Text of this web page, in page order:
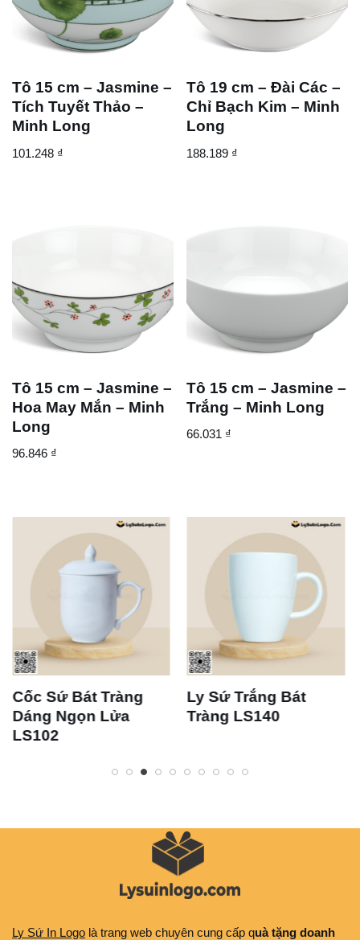
Tô 15 cm – Jasmine –
Tích Tuyết Thảo –
Minh Long
101.248 ₫
Tô 19 cm – Đài Các –
Chỉ Bạch Kim – Minh
Long
188.189 ₫
Tô 15 cm – Jasmine –
Hoa May Mắn – Minh
Long
96.846 ₫
Tô 15 cm – Jasmine –
Trắng – Minh Long
66.031 ₫
Cốc Sứ Bát Tràng
Dáng Ngọn Lửa
LS102
Ly Sứ Trắng Bát
Tràng LS140
Ly Sứ In Logo là trang web chuyên cung cấp quà tặng doanh